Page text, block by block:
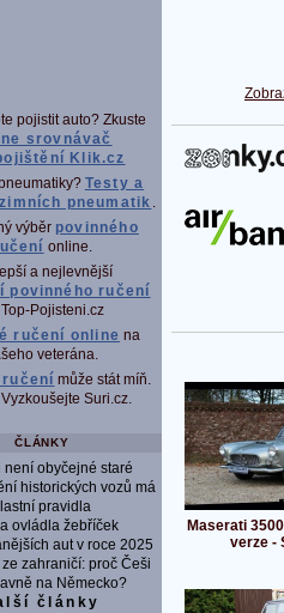
pojistit auto? Zkuste
srovnávač
Klik.cz
Testy a
pneumatik .
výběr povinného
online.
a nejlevnější
povinného ručení
Pojisteni.cz
ručení online na
veterána.
ručení může stát míň.
Suri.cz.
ČLÁNKY
není obyčejné staré
historických vozů má
pravidla
ovládla žebříček
aut v roce 2025
ze zahraničí: proč Češi
na Německo?
články
Maserati
verze -